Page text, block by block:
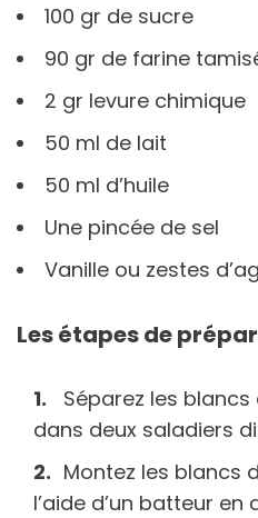
100 gr de sucre
90 gr de farine
2 gr levure chimique
50 ml de lait
50 ml d’huile
Une pincée de sel
Vanille ou zestes
Les étapes de
Séparez les blancs
dans deux saladiers
Montez les blancs
l’aide d’un batteur